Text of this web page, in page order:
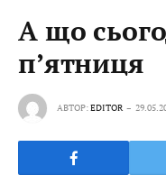
А що
пʼятниця
АВТОР:EDITOR